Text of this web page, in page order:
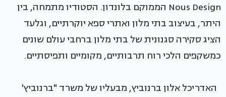
Nous Design הממוקם בלונדון. הסטודיו מתמחה, בין
היתר, בעיצוב בתי מלון ואתרי ספא יוקרתיים, וגלעד
הציג סקירה סגנונית של בתי מלון ברחבי עולם שונים
כמשקפים הלכי רוח תרבותיים, מקומיים ותפיסתיים.
האדריכל אלון ברנוביץ, מבעליו של משרד "ברנוביץ'